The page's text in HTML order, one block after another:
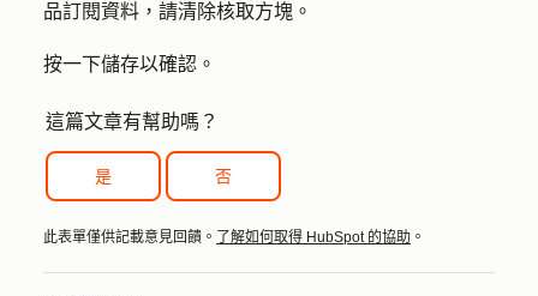
品訂閱資料，請清除核取方塊 。
按一下儲存以確認。
這篇文章有幫助嗎？
是 否
此表單僅供記載意見回饋。 了解如何取得 HubSpot 的協助 。